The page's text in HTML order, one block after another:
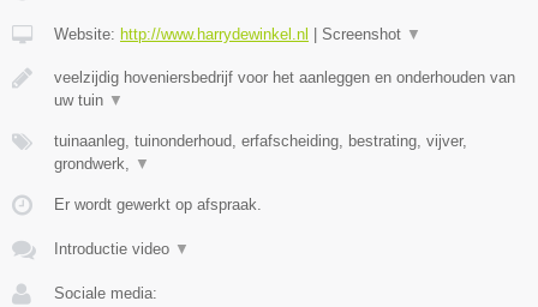
Website: http://www.harrydewinkel.nl Screenshot ▼
veelzijdig hoveniersbedrijf voor het aanleggen en onderhouden van
uw tuin ▼
tuinaanleg, tuinonderhoud, erfafscheiding, bestrating, vijver,
grondwerk,
▼
Er wordt gewerkt op afspraak.
Introductie video ▼
Sociale media: